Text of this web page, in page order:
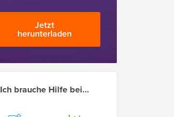
Jetzt
herunterladen
Ich brauche Hilfe bei…